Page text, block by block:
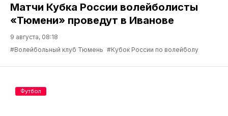
Матчи Кубка России волейболисты
«Тюмени» проведут в Иванове
9 августа, 08:18
#Волейбольный клуб Тюмень #Кубок России по волейболу
Футбол